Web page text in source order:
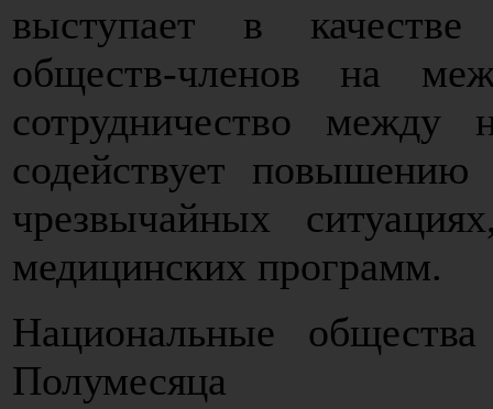
выступает в качестве
обществ-членов на
сотрудничество между
содействует
чрезвычайных
медицинских программ.
Национальные
Полумесяца